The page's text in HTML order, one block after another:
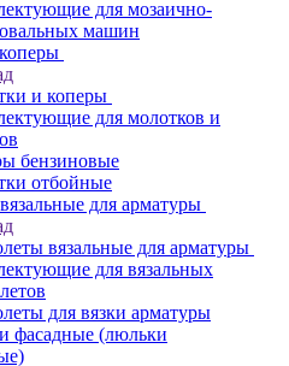
для мозаично-
машин
и коперы
для молотков и
бензиновые
отбойные
для арматуры
вязальные для арматуры
для вязальных
для вязки арматуры
фасадные (люльки